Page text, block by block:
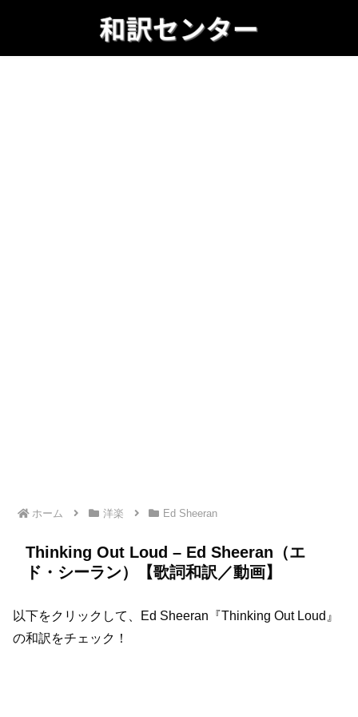
ホーム 洋楽 Ed Sheeran
Thinking Out Loud – Ed Sheeran（エ
ド・シーラン）【歌詞和訳／動画】
以下をクリックして、Ed Sheeran『Thinking Out Loud』
の和訳をチェック！